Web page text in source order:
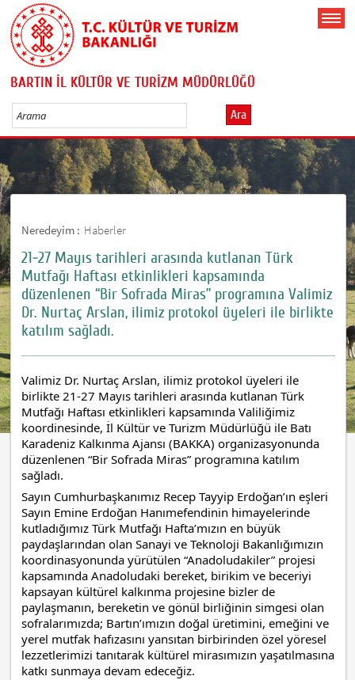
BARTIN İL KÜLTÜR VE TURİZM MÜDÜRLÜĞÜ
Ara
Neredeyim : Haberler
21-27 Mayıs tarihleri arasında kutlanan Türk
Mutfağı Haftası etkinlikleri kapsamında
düzenlenen “Bir Sofrada Miras” programına Valimiz
Dr. Nurtaç Arslan, ilimiz protokol üyeleri ile birlikte
katılım sağladı.
Valimiz Dr. Nurtaç Arslan, ilimiz protokol üyeleri ile
birlikte 21-27 Mayıs tarihleri arasında kutlanan Türk
Mutfağı Haftası etkinlikleri kapsamında Valiliğimiz
koordinesinde, İl Kültür ve Turizm Müdürlüğü ile Batı
Karadeniz Kalkınma Ajansı (BAKKA) organizasyonunda
düzenlenen “Bir Sofrada Miras” programına katılım
sağladı.
Sayın Cumhurbaşkanımız Recep Tayyip Erdoğan’ın eşleri
Sayın Emine Erdoğan Hanımefendinin himayelerinde
kutladığımız Türk Mutfağı Hafta’mızın en büyük
paydaşlarından olan Sanayi ve Teknoloji Bakanlığımızın
koordinasyonunda yürütülen “Anadoludakiler” projesi
kapsamında Anadoludaki bereket, birikim ve beceriyi
kapsayan kültürel kalkınma projesine bizler de
paylaşmanın, bereketin ve gönül birliğinin simgesi olan
sofralarımızda; Bartın’ımızın doğal üretimini, emeğini ve
yerel mutfak hafızasını yansıtan birbirinden özel yöresel
lezzetlerimizi tanıtarak kültürel mirasımızın yaşatılmasına
katkı sunmaya devam edeceğiz.